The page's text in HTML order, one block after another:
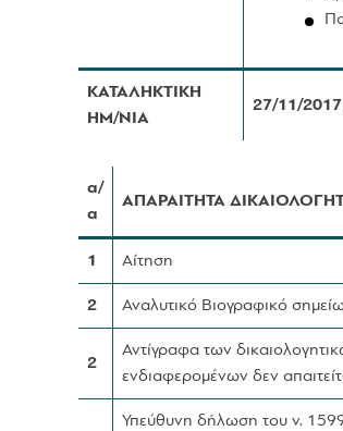
ΚΑΤΑΛΗΚΤΙΚΗ
ΗΜ/ΝΙΑ
27/11/
α/
α
ΑΠΑΡΑΙΤΗΤΑ
1 Αίτηση
2 Αναλυτικό Βιογραφικό
2
Αντίγραφα των
ενδιαφερομένων δεν
Υπεύθυνη δήλωση του ν.